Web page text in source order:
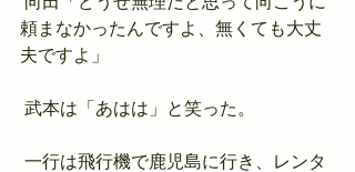
頼まなかったんですよ、無くても大丈
夫ですよ」
武本は「あはは」と笑った。